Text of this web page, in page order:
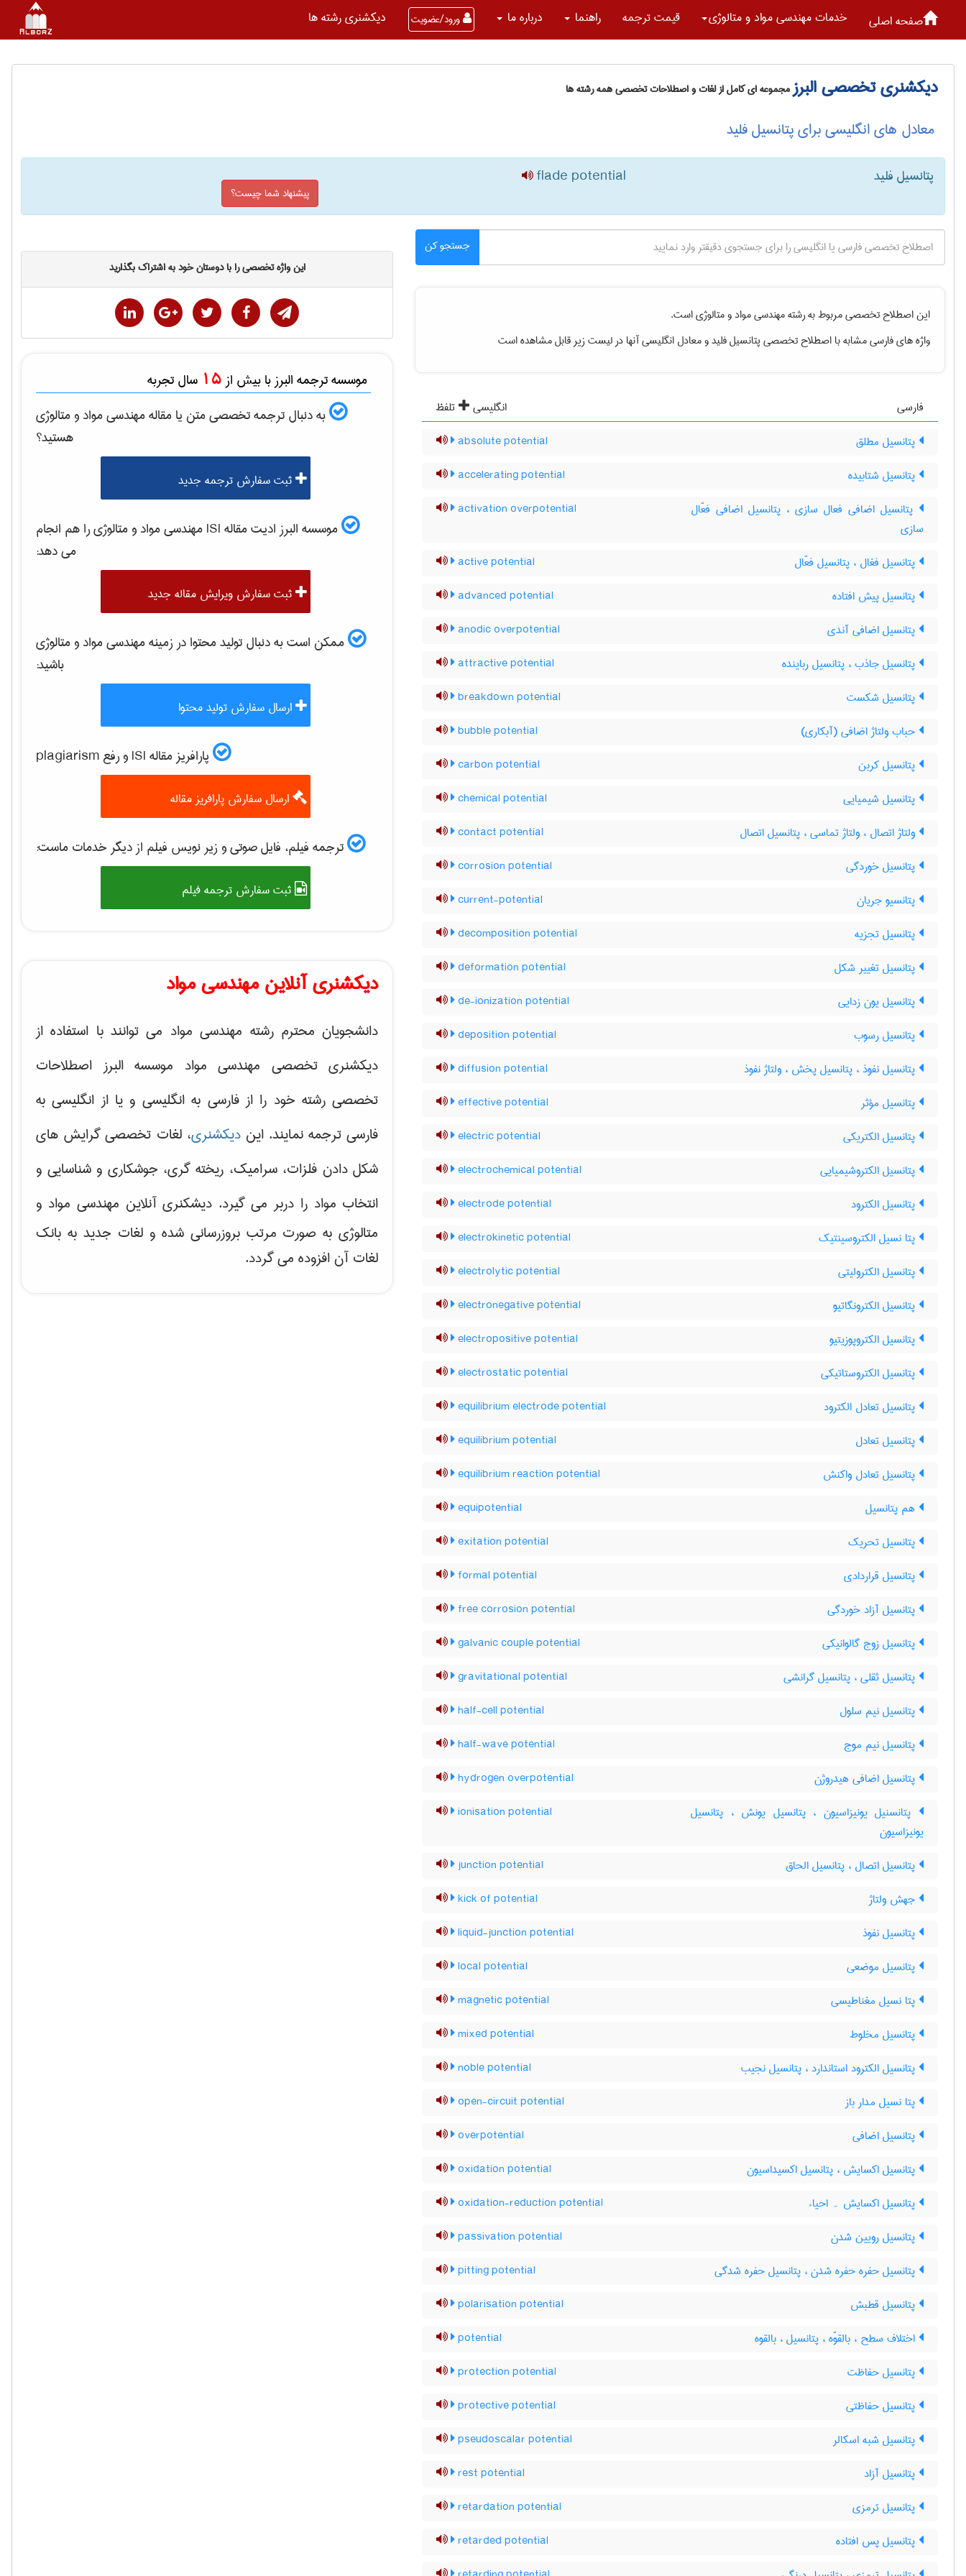
صفحه اصلی خدمات مهندسی مواد و متالوژی قیمت ترجمه راهنما درباره ما ورود/عضویت دیکشنری رشته ها
دیکشنری تخصصی البرزمجموعه ای کامل از لغات و اصطلاحات تخصصی همه رشته ها
معادل های انگلیسی برای پتانسیل فلید
پتانسیل فلید flade potential
پیشنهاد شما چیست؟
جستجو کن
این اصطلاح تخصصی مربوط به رشتهمهندسی مواد و متالوژیاست.
واژه های فارسی مشابه با اصطلاح تخصصیپتانسیل فلیدو معادل انگلیسی آنها در لیست زیر قابل مشاهده است
فارسی انگلیسی
تلفظ
پتانسیل مطلق
absolute potential
پتانسیل شتابیده accelerating potential
پتانسیل اضافی فعال سازی ، پتانسیل اضافی فعّال
سازی
activation overpotential
پتانسیل فغال ، پتانسیل فعّال active potential
پتانسیل پیش افتاده advanced potential
پتانسیل اضافی آندی anodic overpotential
پتانسیل جاذب ، پتانسیل رباینده attractive potential
پتانسیل شکست breakdown potential
حباب ولتاژ اضافی (آبکاری) bubble potential
پتانسیل کربن carbon potential
پتانسیل شیمیایی chemical potential
ولتاژ اتصال ، ولتاژ تماسی ، پتانسیل اتصال contact potential
پتانسیل خوردگی corrosion potential
پتانسیو جریان current-potential
پتانسیل تجزیه decomposition potential
پتانسیل تغییر شکل deformation potential
پتانسیل یون زدایی de-ionization potential
پتانسیل رسوب deposition potential
پتانسیل نفوذ ، پتانسیل پخش ، ولتاژ نفوذ diffusion potential
پتانسیل مؤثر effective potential
پتانسیل الکتریکی electric potential
پتانسیل الکتروشیمیایی electrochemical potential
پتانسیل الکترود electrode potential
پتا نسیل الکتروسینتیک electrokinetic potential
پتانسیل الکترولیتی electrolytic potential
پتانسیل الکترونگاتیو electronegative potential
پتانسیل الکتروپوزیتیو electropositive potential
پتانسیل الکتروستاتیکی electrostatic potential
پتانسیل تعادل الکترود equilibrium electrode potential
پتانسیل تعادل equilibrium potential
پتانسیل تعادل واکنش equilibrium reaction potential
هم پتانسیل equipotential
پتانسیل تحریک exitation potential
پتانسیل قراردادی formal potential
پتانسیل آزاد خوردگی free corrosion potential
پتانسیل زوج گالوانیکی galvanic couple potential
پتانسیل ثقلی ، پتانسیل گرانشی gravitational potential
پتانسیل نیم سلول half-cell potential
پتانسیل نیم موج half-wave potential
پتانسیل اضافی هیدروژن hydrogen overpotential
پتانسنیل یونیزاسیون ، پتانسیل یونش ، پتانسیل
یونیزاسیون
ionisation potential
پتانسیل اتصال ، پتانسیل الحاق junction potential
جهش ولتاژ kick of potential
پتانسیل نفوذ liquid-junction potential
پتانسیل موضعی local potential
پتا نسیل مغناطیسی magnetic potential
پتانسیل مخلوط mixed potential
پتانسیل الکترود استاندارد ، پتانسیل نجیب noble potential
پتا نسیل مدار باز open-circuit potential
پتانسیل اضافی overpotential
پتانسیل اکسایش ، پتانسیل اکسیداسیون oxidation potential
پتانسیل اکسایش ۔ احیاء oxidation-reduction potential
پتانسیل رویین شدن passivation potential
پتانسیل حفره حفره شدن ، پتانسیل حفره شدگی pitting potential
پتانسیل قطبش polarisation potential
اختلاف سطح ، بالقوّه ، پتانسیل ، بالقوه potential
پتانسیل حفاظت protection potential
پتانسیل حفاظتی protective potential
پتانسیل شبه اسکالر pseudoscalar potential
پتانسیل آزاد rest potential
پتانسیل ترمزی retardation potential
پتانسیل پس افتاده retarded potential
این واژه تخصصی را با دوستان خود به اشتراک بگذارید
موسسه ترجمه البرز با بیش از 15 سال تجربه
به دنبال ترجمه تخصصی متن یا مقالهمهندسی مواد و متالوژی
هستید؟
ثبت سفارش ترجمه جدید
موسسه البرز ادیت مقاله ISI مهندسی مواد و متالوژیرا هم انجام
می دهد:
ثبت سفارش ویرایش مقاله جدید
ممکن است به دنبال تولید محتوا در زمینهمهندسی مواد و متالوژی
باشید:
ارسال سفارش تولید محتوا
پارافریز مقاله ISI و رفع plagiarism
ارسال سفارش پارافریز مقاله
ترجمه فیلم، فایل صوتی و زیر نویس فیلم از دیگر خدمات ماست:
ثبت سفارش ترجمه فیلم
دیکشنری آنلاین مهندسی مواد
دانشجویان محترم رشته مهندسی مواد می توانند با استفاده از
دیکشنری تخصصی مهندسی مواد موسسه البرز اصطلاحات
تخصصی رشته خود را از فارسی به انگلیسی و یا از انگلیسی به
فارسی ترجمه نمایند. ایندیکشنری، لغات تخصصی گرایش های
شکل دادن فلزات، سرامیک، ریخته گری، جوشکاری و شناسایی و
انتخاب مواد را دربر می گیرد. دیشکنری آنلاین مهندسی مواد و
متالوژی به صورت مرتب بروزرسانی شده و لغات جدید به بانک
لغات آن افزوده می گردد.